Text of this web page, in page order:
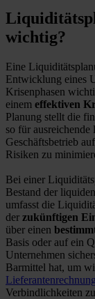
wichtig?
Eine
Entwicklung eines
Krisenphasen
einem effektiven
Planung stellt die
so für
Geschäftsbetrieb
Risiken zu
Bei einer
Bestand der
umfasst die
der zukünftigen
über einen
Basis oder auf ein
Unternehmen
Barmittel hat, um
Verbindlichkeiten